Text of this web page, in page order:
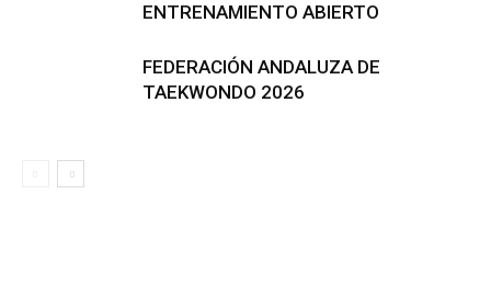
ENTRENAMIENTO ABIERTO
FEDERACIÓN ANDALUZA DE
TAEKWONDO 2026